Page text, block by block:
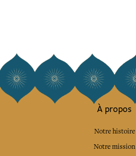
À propos
Notre histoire
Notre mission